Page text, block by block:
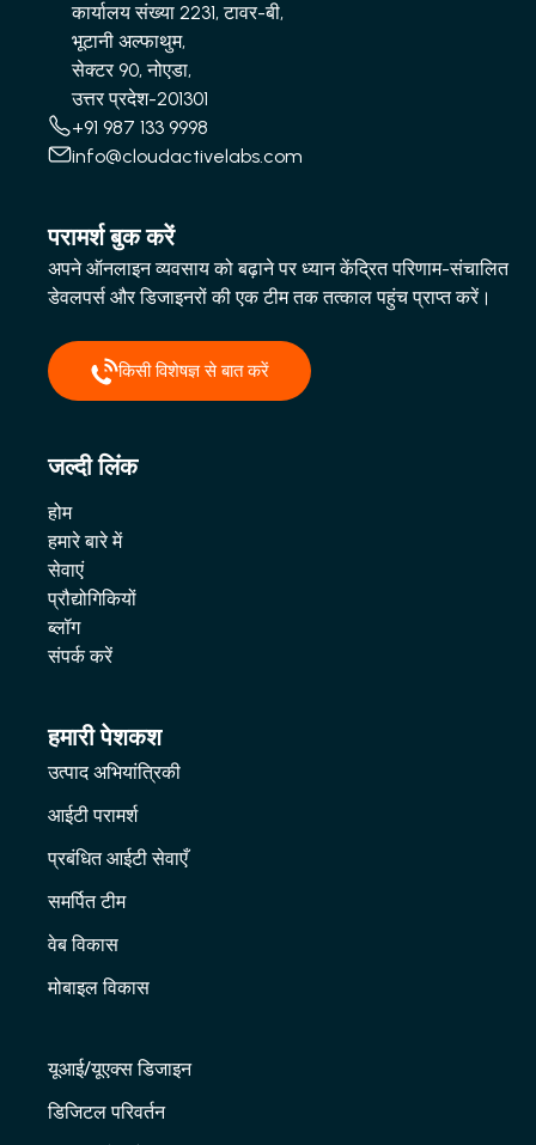
कार्यालय संख्या 2231, टावर-बी,
भूटानी अल्फाथुम,
सेक्टर 90, नोएडा,
उत्तर प्रदेश-201301
+91 987 133 9998
info@cloudactivelabs.com
परामर्श बुक करें
अपने ऑनलाइन व्यवसाय को बढ़ाने पर ध्यान केंद्रित परिणाम-संचालित
डेवलपर्स और डिजाइनरों की एक टीम तक तत्काल पहुंच प्राप्त करें।
किसी विशेषज्ञ से बात करें
जल्दी लिंक
होम
हमारे बारे में
सेवाएं
प्रौद्योगिकियों
ब्लॉग
संपर्क करें
हमारी पेशकश
उत्पाद अभियांत्रिकी
आईटी परामर्श
प्रबंधित आईटी सेवाएँ
समर्पित टीम
वेब विकास
मोबाइल विकास
यूआई/यूएक्स डिजाइन
डिजिटल परिवर्तन